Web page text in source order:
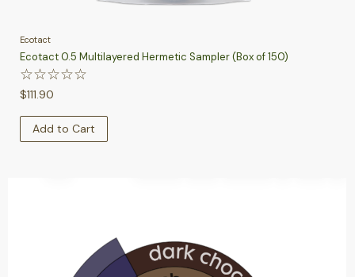
Ecotact
Ecotact 0.5 Multilayered Hermetic Sampler (Box of 150)
☆☆☆☆☆
$111.90
Add to Cart